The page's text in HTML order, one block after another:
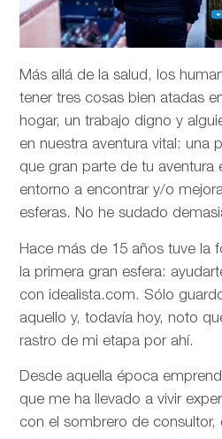
Más allá de la salud, los
tener tres cosas bien atadas
hogar, un trabajo digno y
en nuestra aventura vital: una
que gran parte de tu aventura
entorno a encontrar y/o
esferas. No he sudado
Hace más de 15 años tuve la
la primera gran esfera:
con idealista.com. Sólo
aquello y, todavía hoy, noto
rastro de mi etapa por ahí.
Desde aquella época
que me ha llevado a vivir
con el sombrero de consultor,